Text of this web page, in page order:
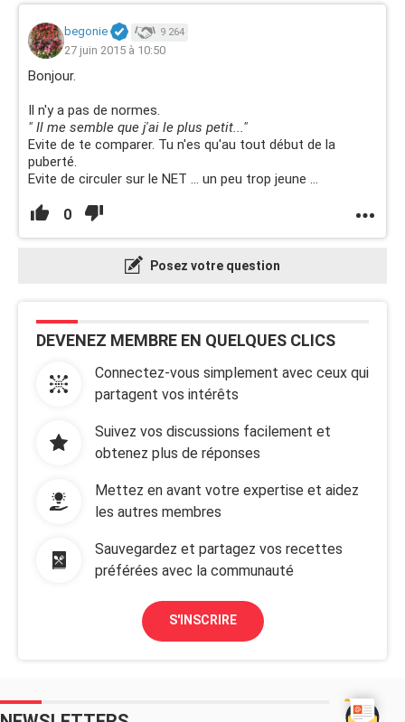
begonie 9 264
27 juin 2015 à 10:50
Bonjour.
Il n'y a pas de normes.
" Il me semble que j'ai le plus petit..."
Evite de te comparer. Tu n'es qu'au tout début de la
puberté.
Evite de circuler sur le NET ... un peu trop jeune ...
0
Posez votre question
DEVENEZ MEMBRE EN QUELQUES CLICS
Connectez-vous simplement avec ceux qui
partagent vos intérêts
Suivez vos discussions facilement et
obtenez plus de réponses
Mettez en avant votre expertise et aidez
les autres membres
Sauvegardez et partagez vos recettes
préférées avec la communauté
S'INSCRIRE